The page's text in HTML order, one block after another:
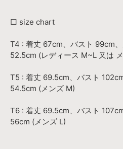
□ size chart
T4 : 着丈 67cm、バスト 99cm
52.5cm (レディース M~L 又は
T5 : 着丈 69.5cm、バスト
54.5cm (メンズ M)
T6 : 着丈 69.5cm、バスト
56cm (メンズ L)